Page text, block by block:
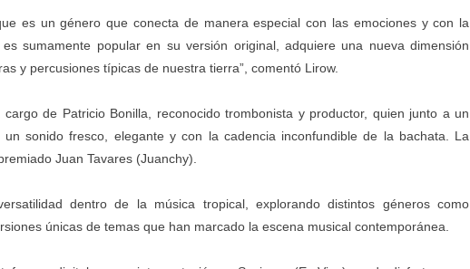
es un género que conecta de manera especial con las emociones y con la
sumamente popular en su versión original, adquiere una nueva dimensión
y percusiones típicas de nuestra tierra”, comentó Lirow.
de Patricio Bonilla, reconocido trombonista y productor, quien junto a un
sonido fresco, elegante y con la cadencia inconfundible de la bachata. La
Juan Tavares (Juanchy).
dentro de la música tropical, explorando distintos géneros como
únicas de temas que han marcado la escena musical contemporánea.